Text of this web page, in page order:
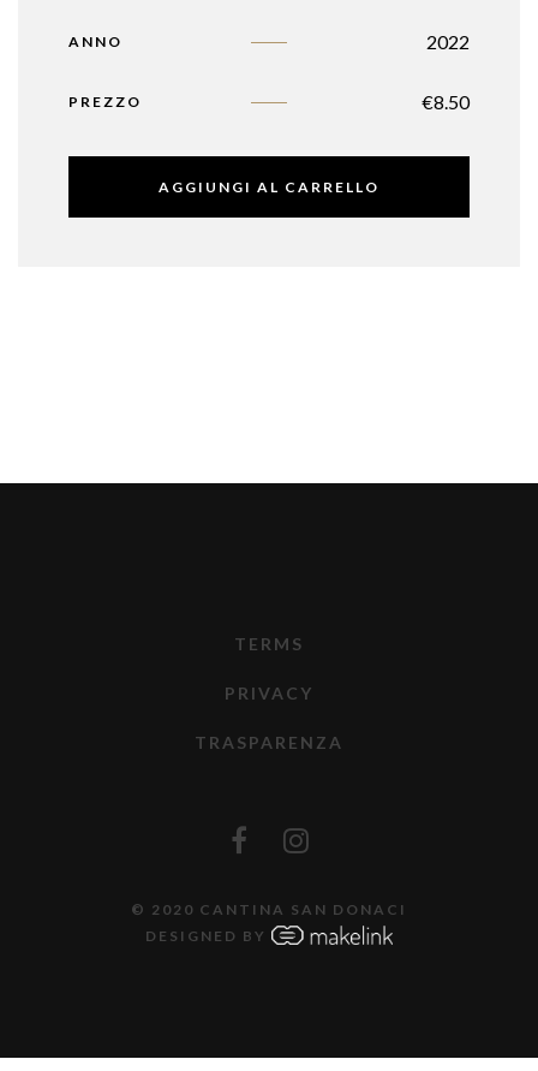
ANNO 2022
PREZZO €8.50
AGGIUNGI AL CARRELLO
TERMS
PRIVACY
TRASPARENZA
© 2020 CANTINA SAN DONACI
DESIGNED BY